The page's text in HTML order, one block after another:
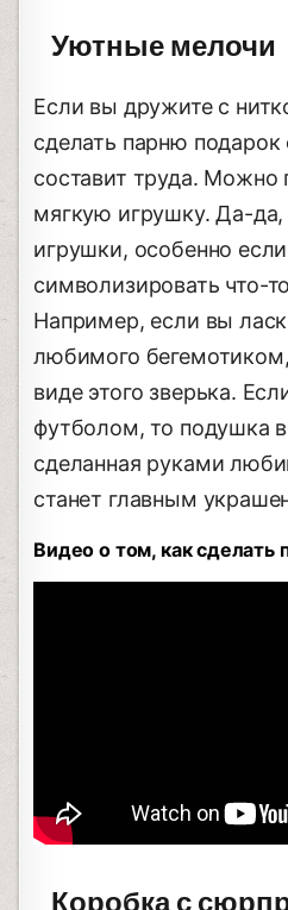
Уютные мелочи
Если вы дружите с
сделать парню
составит труда. Можно
мягкую игрушку. Да-да,
игрушки, особенно
символизировать что-
Например, если вы
любимого
виде этого зверька.
футболом, то подушка
сделанная руками
станет главным
Видео о том, как сделать